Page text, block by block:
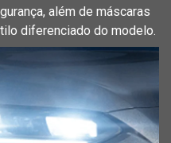
além de máscaras
diferenciado do modelo.